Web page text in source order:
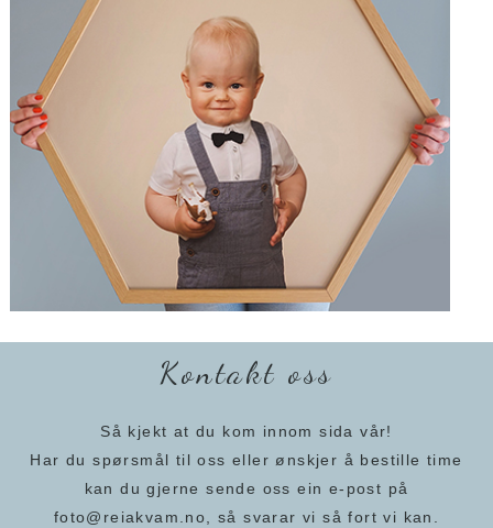
Kontakt oss
Så kjekt at du kom innom sida vår!
Har du spørsmål til oss eller ønskjer å bestille time
kan du gjerne sende oss ein e-post på
foto@reiakvam.no, så svarar vi så fort vi kan.